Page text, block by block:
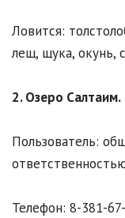
Ловится:
лещ, щука, окунь,
2. Озеро Салтаим.
Пользователь:
Телефон: 8-381-